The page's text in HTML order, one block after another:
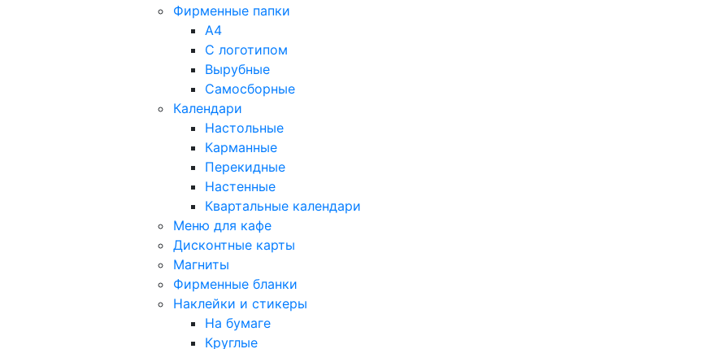
Фирменные папки
А4
С логотипом
Вырубные
Самосборные
Календари
Настольные
Карманные
Перекидные
Настенные
Квартальные календари
Меню для кафе
Дисконтные карты
Магниты
Фирменные бланки
Наклейки и стикеры
На бумаге
Круглые